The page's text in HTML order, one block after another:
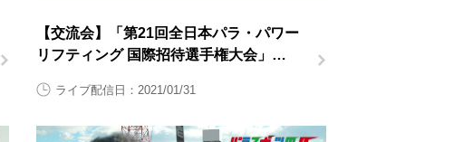
【交流会】「第21回全日本パラ・パワー
リフティング 国際招待選手権大会」
ライブ配信日：2021/01/31